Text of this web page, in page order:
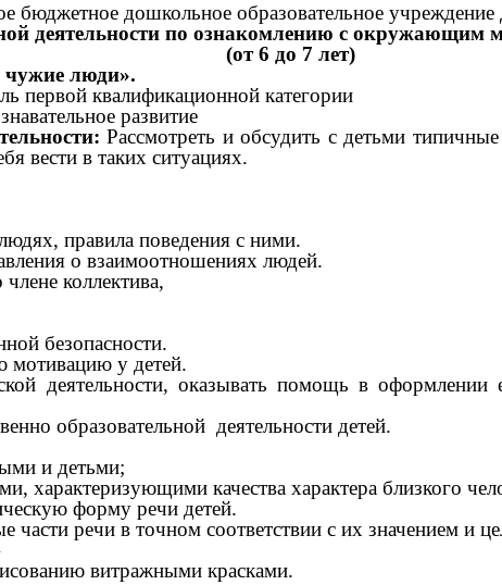
бюджетное дошкольное образовательное
деятельности по ознакомлению с
(от 6 до 7 лет)
чужие люди».
первой квалификационной категории
развитие
Рассмотреть и обсудить с детьми
вести в таких ситуациях.
правила поведения с ними.
о взаимоотношениях людей.
коллектива,
безопасности.
мотивацию у детей.
деятельности, оказывать помощь в
образовательной деятельности детей.
и детьми;
характеризующими качества характера близкого
форму речи детей.
части речи в точном соответствии с их значением и
витражными красками.